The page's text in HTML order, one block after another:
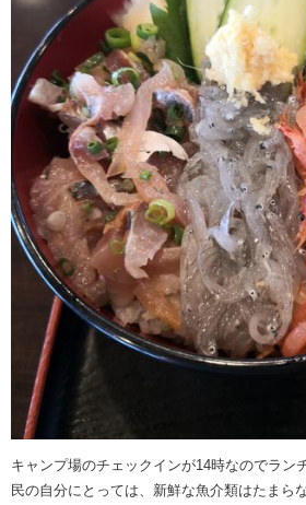
キャンプ場のチェックインが14時なのでラン
民の自分にとっては、新鮮な魚介類はたまら